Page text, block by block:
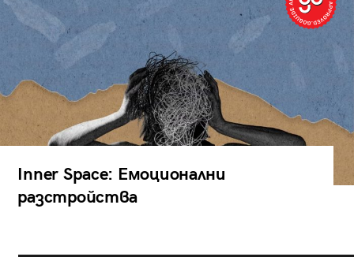
Inner Space: Емоционални
разстройства